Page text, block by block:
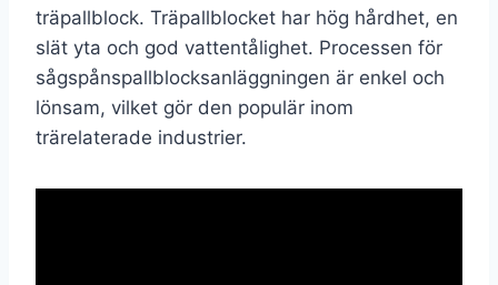
träpallblock. Träpallblocket har hög hårdhet, en
slät yta och god vattentålighet. Processen för
sågspånspallblocksanläggningen är enkel och
lönsam, vilket gör den populär inom
trärelaterade industrier.